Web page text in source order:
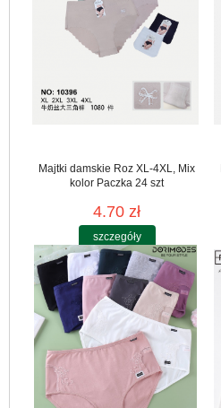
Majtki damskie Roz XL-4XL, Mix
kolor Paczka 24 szt
4.70 zł
szczegóły